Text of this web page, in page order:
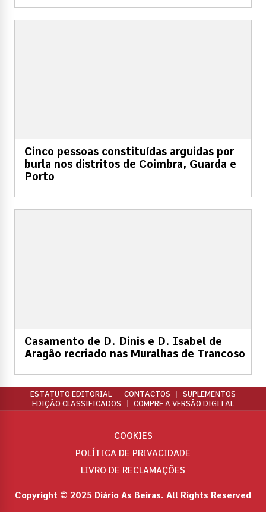
Cinco pessoas constituídas arguidas por
burla nos distritos de Coimbra, Guarda e
Porto
Casamento de D. Dinis e D. Isabel de
Aragão recriado nas Muralhas de Trancoso
ESTATUTO EDITORIAL CONTACTOS
SUPLEMENTOS
EDIÇÃO CLASSIFICADOS
COMPRE A VERSÃO DIGITAL
Copyright © 2025 Diário As Beiras. All Rights Reserved
COOKIES
POLÍTICA DE PRIVACIDADE
LIVRO DE RECLAMAÇÕES